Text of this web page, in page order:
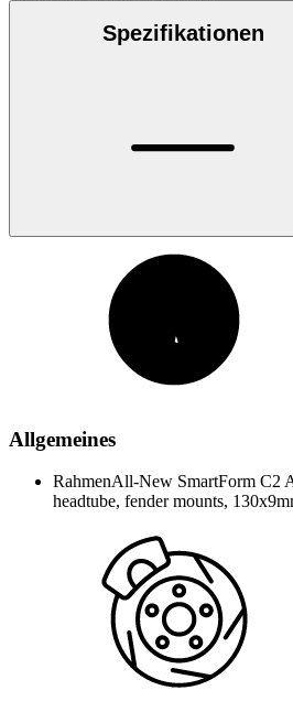
Spezifikationen
Allgemeines
RahmenAll-New SmartForm C2
headtube, fender mounts,